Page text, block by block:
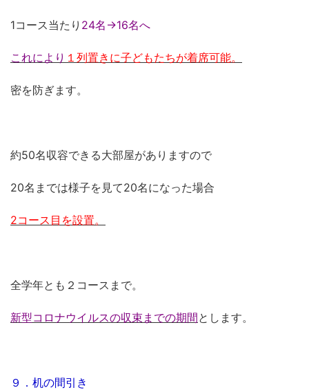
1コース当たり 24名→16名へ
これにより １列置きに子どもたちが着席可能。
密を防ぎます。
約50名収容できる大部屋がありますので
20名までは様子を見て20名になった場合
2コース目を設置。
全学年とも２コースまで。
新型コロナウイルスの収束までの期間とします。
９．机の間引き